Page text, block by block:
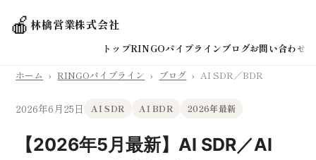
🍎林檎営業株式会社
トップRINGOパイプラインブログお問い合わせ
ホーム › RINGOパイプライン › ブログ › AI SDR／BDR
2026年6月25日 AI SDR AI BDR 2026年最新
【2026年5月最新】AI SDR／AI